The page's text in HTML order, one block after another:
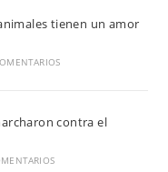
tienen un amor
contra el